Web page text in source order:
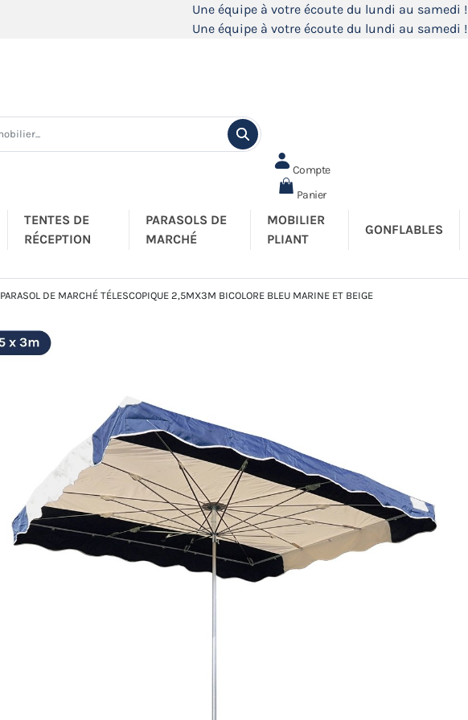
Une équipe à votre écoute du lundi au samedi !
Une équipe à votre écoute du lundi au samedi !
Compte
Panier
TENTES DE
RÉCEPTION
PARASOLS DE
MARCHÉ
MOBILIER
PLIANT
GONFLABLES
PARASOL DE MARCHÉ TÉLESCOPIQUE 2,5MX3M BICOLORE BLEU MARINE ET BEIGE